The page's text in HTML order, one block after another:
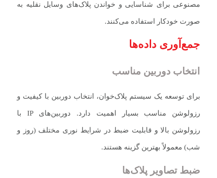
مصنوعی برای شناسایی و خواندن پلاک‌های وسایل نقلیه به
صورت خودکار استفاده می‌کنند.
جمع‌آوری داده‌ها
انتخاب دوربین مناسب
برای توسعه یک سیستم پلاک‌خوان، انتخاب دوربین با کیفیت و
رزولوشن مناسب بسیار اهمیت دارد. دوربین‌های IP با
رزولوشن بالا و قابلیت ضبط در شرایط نوری مختلف (روز و
شب) معمولاً بهترین گزینه هستند.
ضبط تصاویر پلاک‌ها